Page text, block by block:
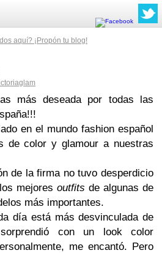
aquí? ¡Propón tu blog!
más deseada por todas las
en el mundo fashion español
de color y glamour a nuestras
de la firma no tuvo desperdicio
mejores outfits de algunas de
más importantes.
día está más desvinculada de
con un look color
me encantó. Pero